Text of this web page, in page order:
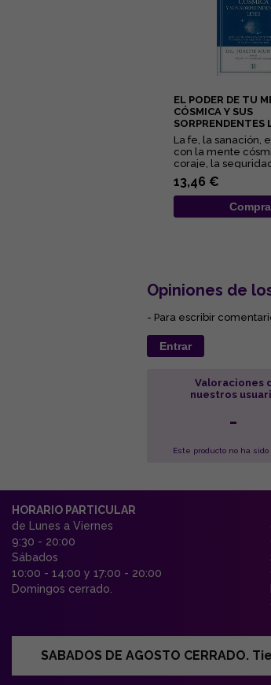
EL PODER DE TU
CÓSMICA Y SUS
SORPRENDENTES
La fe, la sanación,
con la mente
coraje, la
algunas de las
13,46 €
Opiniones de
- Para escribir
Entrar
Valoraciones
nuestros
-
Este producto no ha sido
HORARIO PARTICULAR
de Lunes a Viernes
9:30 - 20:00
Sábados
10:00 - 14:00 y 17:00 - 20:00
Domingos cerrado.
SABADOS DE AGOSTO CERRADO.